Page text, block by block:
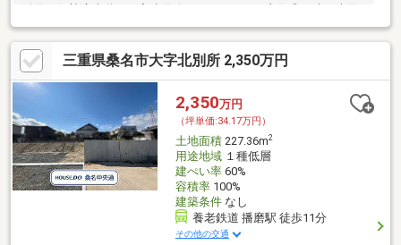
も可能！ご相談承ります！
三重県桑名市大字北別所 2,350万円
2,350万円
（坪単価:34.17万円）
土地面積227.36m2
用途地域１種低層
建ぺい率60%
容積率100%
建築条件なし
養老鉄道 播磨駅 徒歩11分
その他の交通